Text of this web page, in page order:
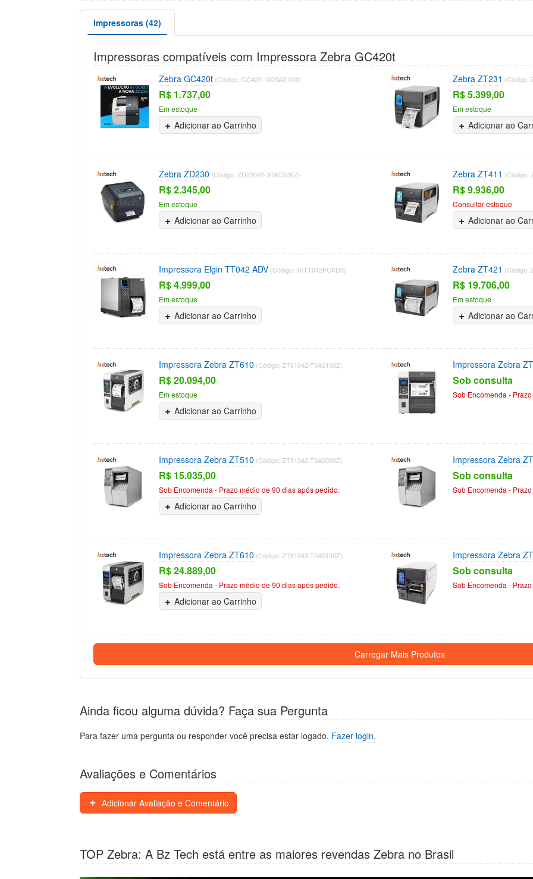
Impressoras (42)
Impressoras compatíveis com Impressora Zebra GC420t
Zebra GC420t (Código: GC420-1005A0-000)
R$ 1.737,00
Em estoque
Adicionar ao Carrinho
Zebra ZT231 (Código:
R$ 5.399,00
Em estoque
Adicionar ao
Zebra ZD230 (Código: ZD23042-30AC00EZ)
R$ 2.345,00
Em estoque
Adicionar ao Carrinho
Zebra ZT411 (Código:
R$ 9.936,00
Consultar estoque
Adicionar ao
Impressora Elgin TT042 ADV (Código: 46TT042PCKD0)
R$ 4.999,00
Em estoque
Adicionar ao Carrinho
Zebra ZT421 (Código:
R$ 19.706,00
Em estoque
Adicionar ao
Impressora Zebra ZT610 (Código: ZT61042-T0A0100Z)
R$ 20.094,00
Em estoque
Adicionar ao Carrinho
Impressora Zebra
Sob consulta
Sob Encomenda -
Impressora Zebra ZT510 (Código: ZT51042-T0A0000Z)
R$ 15.035,00
Sob Encomenda - Prazo médio de 90 dias após pedido.
Adicionar ao Carrinho
Impressora Zebra
Sob consulta
Sob Encomenda -
Impressora Zebra ZT610 (Código: ZT61043-T0A0100Z)
R$ 24.889,00
Sob Encomenda - Prazo médio de 90 dias após pedido.
Adicionar ao Carrinho
Impressora Zebra
Sob consulta
Sob Encomenda -
Ainda ficou alguma dúvida? Faça sua Pergunta
Para fazer uma pergunta ou responder você precisa estar logado. Fazer login.
Avaliações e Comentários
Adicionar Avaliação e Comentário
TOP Zebra: A Bz Tech está entre as maiores revendas Zebra no Brasil